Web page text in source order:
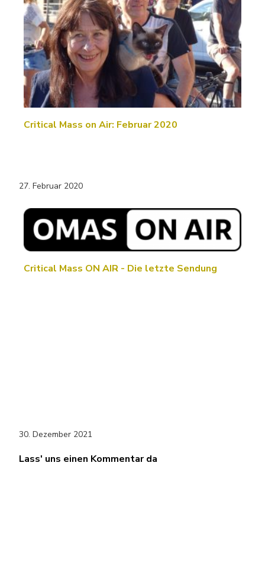
Critical Mass on Air: Februar 2020
27. Februar 2020
Critical Mass ON AIR - Die letzte Sendung
30. Dezember 2021
Lass' uns einen Kommentar da